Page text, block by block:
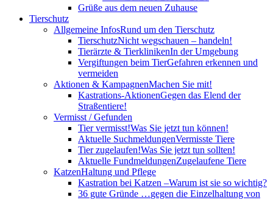
Grüße aus dem neuen Zuhause
Tierschutz
Allgemeine InfosRund um den Tierschutz
TierschutzNicht wegschauen – handeln!
Tierärzte & TierklinikenIn der Umgebung
Vergiftungen beim TierGefahren erkennen und
vermeiden
Aktionen & KampagnenMachen Sie mit!
Kastrations-AktionenGegen das Elend der
Straßentiere!
Vermisst / Gefunden
Tier vermisst!Was Sie jetzt tun können!
Aktuelle SuchmeldungenVermisste Tiere
Tier zugelaufen!Was Sie jetzt tun sollten!
Aktuelle FundmeldungenZugelaufene Tiere
KatzenHaltung und Pflege
Kastration bei Katzen –Warum ist sie so wichtig?
36 gute Gründe …gegen die Einzelhaltung von